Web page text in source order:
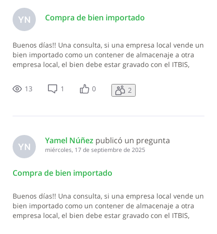
YN Compra de bien importado
Buenos días!! Una consulta, si una empresa local vende un
bien importado como un contener de almacenaje a otra
empresa local, el bien debe estar gravado con el ITBIS,
13
1 0 2
YN
Yamel Núñez publicó un pregunta
miércoles, 17 de septiembre de 2025
Compra de bien importado
Buenos días!! Una consulta, si una empresa local vende un
bien importado como un contener de almacenaje a otra
empresa local, el bien debe estar gravado con el ITBIS,